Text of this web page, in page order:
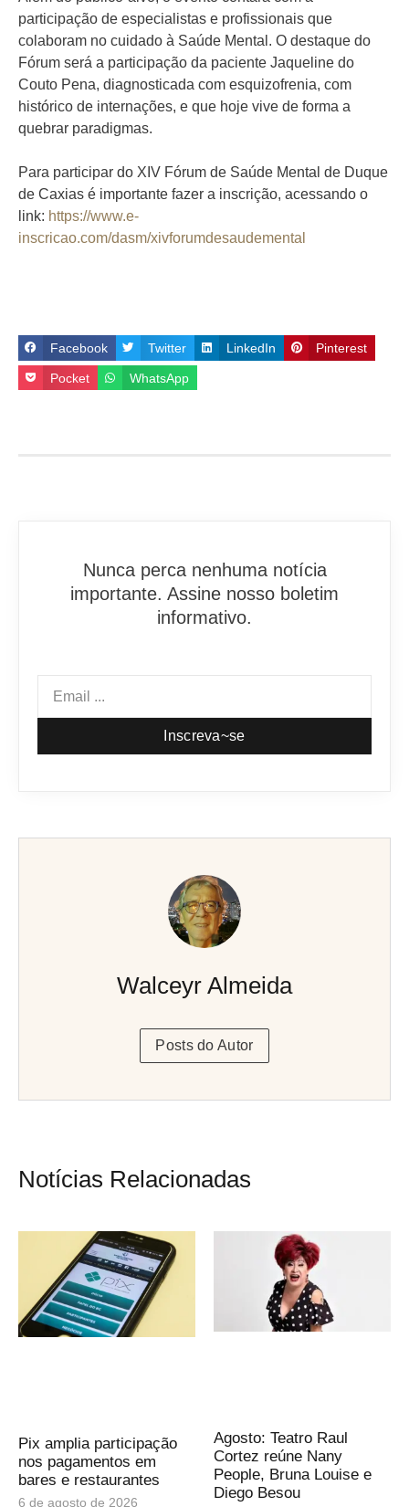
participação de especialistas e profissionais que
colaboram no cuidado à Saúde Mental. O destaque do
Fórum será a participação da paciente Jaqueline do
Couto Pena, diagnosticada com esquizofrenia, com
histórico de internações, e que hoje vive de forma a
quebrar paradigmas.
Para participar do XIV Fórum de Saúde Mental de Duque
de Caxias é importante fazer a inscrição, acessando o
link: https://www.e-
inscricao.com/dasm/xivforumdesaudemental
Facebook Twitter LinkedIn Pinterest
Pocket WhatsApp
Nunca perca nenhuma notícia
importante. Assine nosso boletim
informativo.
Inscreva~se
Walceyr Almeida
Posts do Autor
Notícias Relacionadas
Pix amplia participação
nos pagamentos em
bares e restaurantes
6 de agosto de 2026
Agosto: Teatro Raul
Cortez reúne Nany
People, Bruna Louise e
Diego Besou